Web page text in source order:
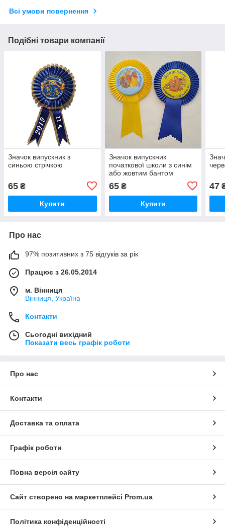
Всі умови повернення
Подібні товари компанії
Значок випускник з
синьою стрічкою
65 ₴
Купити
Значок випускник
початкової школи з синім
або жовтим бантом
65₴
Купити
47
Про нас
97% позитивних з 75 відгуків за рік
Працює з 26.05.2014
м. Вінниця
Вінниця, Україна
Контакти
Сьогодні вихідний
Показати весь графік роботи
Про нас
Контакти
Доставка та оплата
Графік роботи
Повна версія сайту
Сайт створено на маркетплейсі Prom.ua
Політика конфіденційності